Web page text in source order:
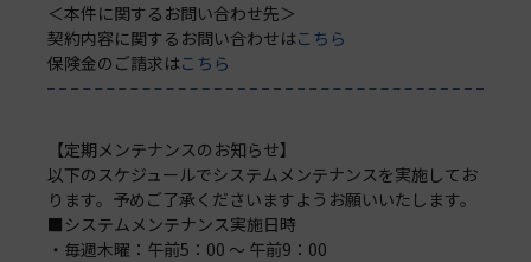
＜本件に関するお問い合わせ先＞
契約内容に関するお問い合わせはこちら
保険金のご請求はこちら
【定期メンテナンスのお知らせ】
以下のスケジュールでシステムメンテナンスを実施してお
ります。予めご了承くださいますようお願いいたします。
■システムメンテナンス実施日時
・毎週木曜：午前5：00 ～ 午前9：00